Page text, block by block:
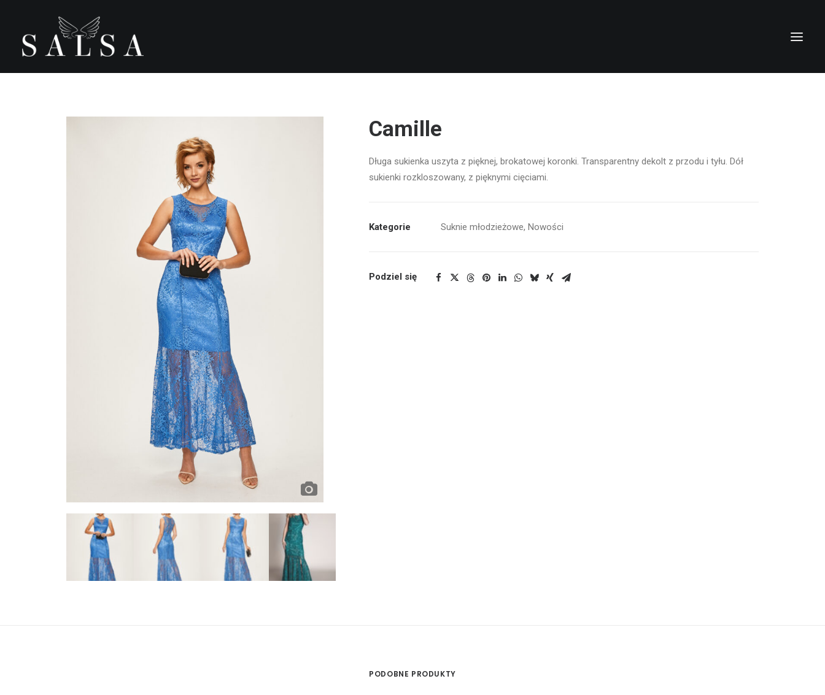
Camille
Długa sukienka uszyta z pięknej, brokatowej koronki. Transparentny dekolt z przodu i tyłu. Dół
sukienki rozkloszowany, z pięknymi cięciami.
Kategorie Suknie młodzieżowe, Nowości
Podziel się
PODOBNE PRODUKTY